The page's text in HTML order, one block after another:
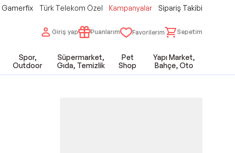
Gamerfix Türk Telekom Özel Kampanyalar Sipariş Takibi
Giriş yap Puanlarım Favorilerim Sepetim
Spor,
Outdoor
Süpermarket,
Gıda, Temizlik
Pet
Shop
Yapı Market,
Bahçe, Oto